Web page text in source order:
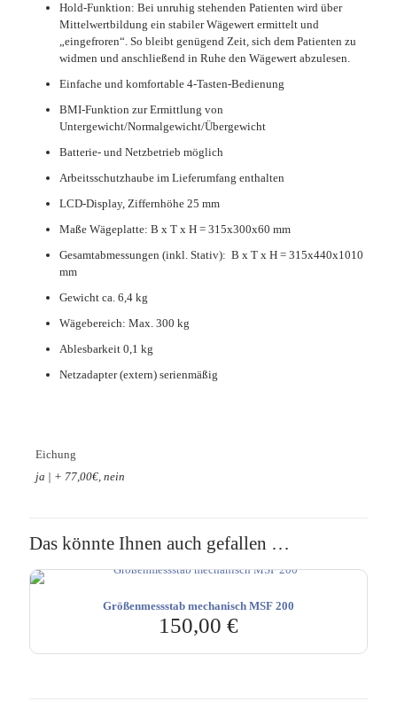
Hold-Funktion: Bei unruhig stehenden Patienten wird über
Mittelwertbildung ein stabiler Wägewert ermittelt und
„eingefroren“. So bleibt genügend Zeit, sich dem Patienten zu
widmen und anschließend in Ruhe den Wägewert abzulesen.
Einfache und komfortable 4-Tasten-Bedienung
BMI-Funktion zur Ermittlung von
Untergewicht/Normalgewicht/Übergewicht
Batterie- und Netzbetrieb möglich
Arbeitsschutzhaube im Lieferumfang enthalten
LCD-Display, Ziffernhöhe 25 mm
Maße Wägeplatte: B x T x H = 315x300x60 mm
Gesamtabmessungen (inkl. Stativ): B x T x H = 315x440x1010
mm
Gewicht ca. 6,4 kg
Wägebereich: Max. 300 kg
Ablesbarkeit 0,1 kg
Netzadapter (extern) serienmäßig
Eichung
ja | + 77,00€, nein
Das könnte Ihnen auch gefallen …
Größenmessstab mechanisch MSF 200
150,00 €